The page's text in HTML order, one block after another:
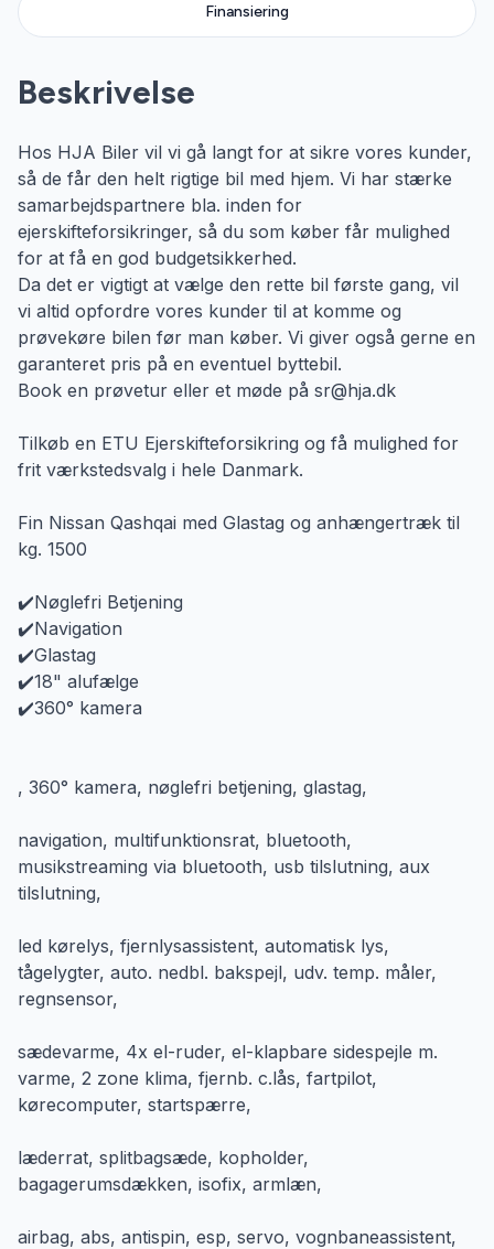
Finansiering
Beskrivelse
Hos HJA Biler vil vi gå langt for at sikre vores kunder,
så de får den helt rigtige bil med hjem. Vi har stærke
samarbejdspartnere bla. inden for
ejerskifteforsikringer, så du som køber får mulighed
for at få en god budgetsikkerhed.
Da det er vigtigt at vælge den rette bil første gang, vil
vi altid opfordre vores kunder til at komme og
prøvekøre bilen før man køber. Vi giver også gerne en
garanteret pris på en eventuel byttebil.
Book en prøvetur eller et møde på sr@hja.dk
Tilkøb en ETU Ejerskifteforsikring og få mulighed for
frit værkstedsvalg i hele Danmark.
Fin Nissan Qashqai med Glastag og anhængertræk til
kg. 1500
✔️Nøglefri Betjening
✔️Navigation
✔️Glastag
✔️18" alufælge
✔️360° kamera
, 360° kamera, nøglefri betjening, glastag,
navigation, multifunktionsrat, bluetooth,
musikstreaming via bluetooth, usb tilslutning, aux
tilslutning,
led kørelys, fjernlysassistent, automatisk lys,
tågelygter, auto. nedbl. bakspejl, udv. temp. måler,
regnsensor,
sædevarme, 4x el-ruder, el-klapbare sidespejle m.
varme, 2 zone klima, fjernb. c.lås, fartpilot,
kørecomputer, startspærre,
læderrat, splitbagsæde, kopholder,
bagagerumsdækken, isofix, armlæn,
airbag, abs, antispin, esp, servo, vognbaneassistent,